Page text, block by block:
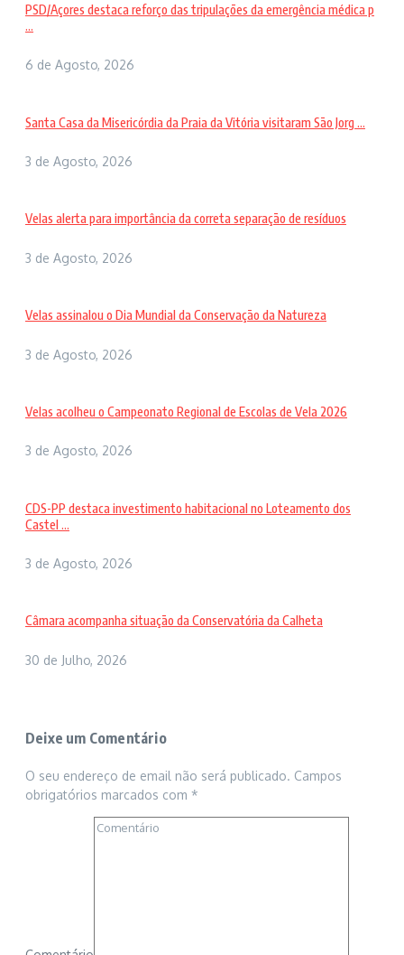
PSD/Açores destaca reforço das tripulações da emergência médica p
...
6 de Agosto, 2026
Santa Casa da Misericórdia da Praia da Vitória visitaram São Jorg ...
3 de Agosto, 2026
Velas alerta para importância da correta separação de resíduos
3 de Agosto, 2026
Velas assinalou o Dia Mundial da Conservação da Natureza
3 de Agosto, 2026
Velas acolheu o Campeonato Regional de Escolas de Vela 2026
3 de Agosto, 2026
CDS-PP destaca investimento habitacional no Loteamento dos
Castel ...
3 de Agosto, 2026
Câmara acompanha situação da Conservatória da Calheta
30 de Julho, 2026
Deixe um Comentário
O seu endereço de email não será publicado. Campos
obrigatórios marcados com *